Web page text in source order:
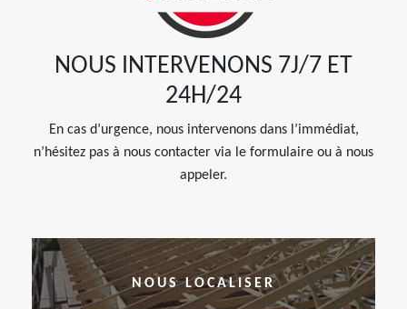
NOUS INTERVENONS 7J/7 ET
24H/24
En cas d’urgence, nous intervenons dans l’immédiat,
n’hésitez pas à nous contacter via le formulaire ou à nous
appeler.
NOUS LOCALISER